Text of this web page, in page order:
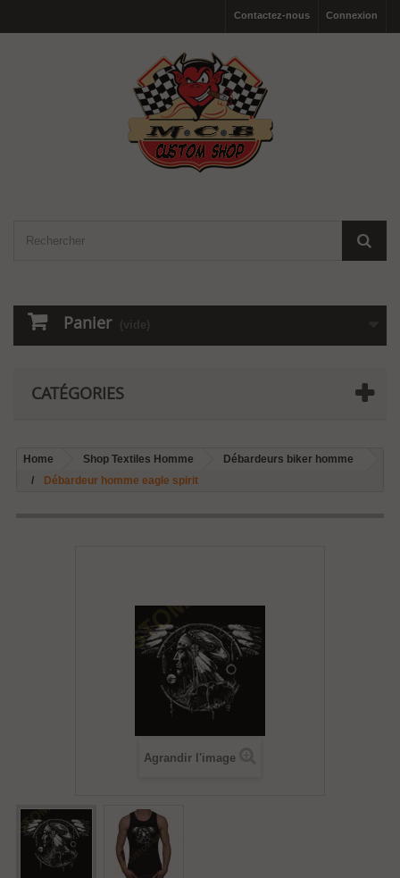
Connexion
Contactez-nous
Panier (vide)
CATÉGORIES
Home Shop Textiles Homme
Débardeurs biker homme
Débardeur homme eagle spirit
Agrandir l'image